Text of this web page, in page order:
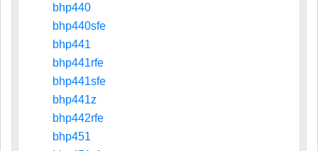
bhp440
bhp440sfe
bhp441
bhp441rfe
bhp441sfe
bhp441z
bhp442rfe
bhp451